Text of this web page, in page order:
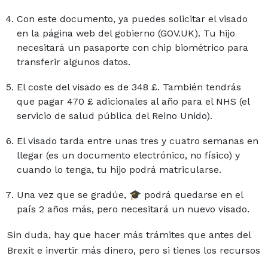
Con este documento, ya puedes solicitar el visado
en la página web del gobierno (GOV.UK). Tu hijo
necesitará un pasaporte con chip biométrico para
transferir algunos datos.
El coste del visado es de 348 £. También tendrás
que pagar 470 £ adicionales al año para el NHS (el
servicio de salud pública del Reino Unido).
El visado tarda entre unas tres y cuatro semanas en
llegar (es un documento electrónico, no físico) y
cuando lo tenga, tu hijo podrá matricularse.
Una vez que se gradúe, 🎓 podrá quedarse en el
país 2 años más, pero necesitará un nuevo visado.
Sin duda, hay que hacer más trámites que antes del
Brexit e invertir más dinero, pero si tienes los recursos